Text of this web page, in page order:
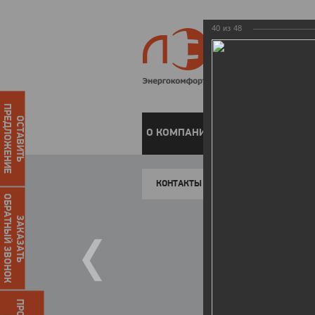
О КОМПАНИИ
КОНТАКТЫ
ОСТАВИТЬ
ПРЕДЛОЖЕНИЕ
ЗАКАЗАТЬ
ОБРАТНЫЙ ЗВОНОК
40 из 48